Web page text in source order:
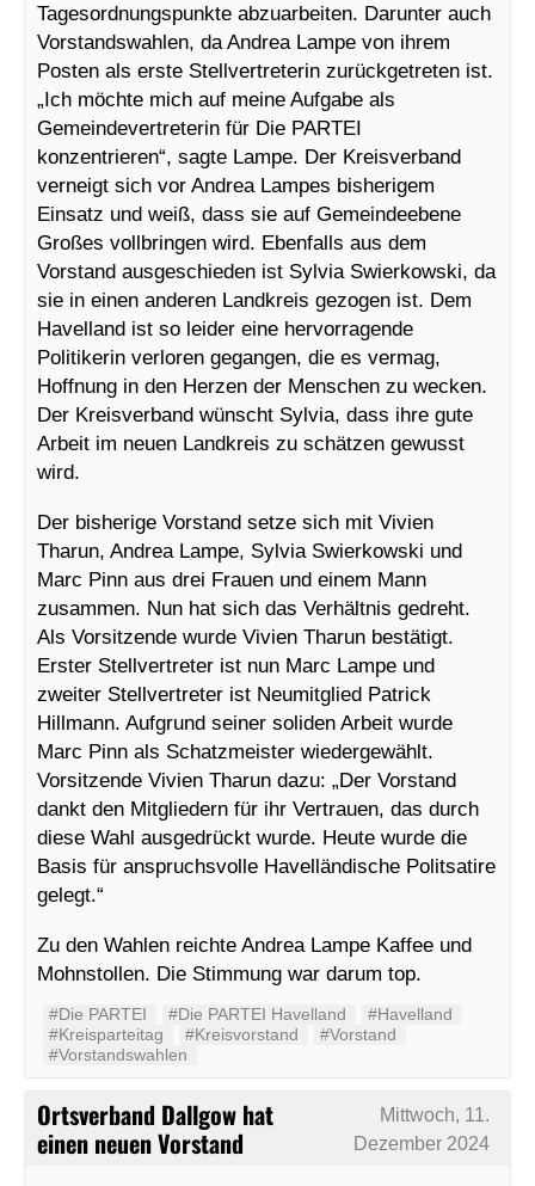
Tagesordnungspunkte abzuarbeiten. Darunter auch
Vorstandswahlen, da Andrea Lampe von ihrem
Posten als erste Stellvertreterin zurückgetreten ist.
„Ich möchte mich auf meine Aufgabe als
Gemeindevertreterin für Die PARTEI
konzentrieren“, sagte Lampe. Der Kreisverband
verneigt sich vor Andrea Lampes bisherigem
Einsatz und weiß, dass sie auf Gemeindeebene
Großes vollbringen wird. Ebenfalls aus dem
Vorstand ausgeschieden ist Sylvia Swierkowski, da
sie in einen anderen Landkreis gezogen ist. Dem
Havelland ist so leider eine hervorragende
Politikerin verloren gegangen, die es vermag,
Hoffnung in den Herzen der Menschen zu wecken.
Der Kreisverband wünscht Sylvia, dass ihre gute
Arbeit im neuen Landkreis zu schätzen gewusst
wird.
Der bisherige Vorstand setze sich mit Vivien
Tharun, Andrea Lampe, Sylvia Swierkowski und
Marc Pinn aus drei Frauen und einem Mann
zusammen. Nun hat sich das Verhältnis gedreht.
Als Vorsitzende wurde Vivien Tharun bestätigt.
Erster Stellvertreter ist nun Marc Lampe und
zweiter Stellvertreter ist Neumitglied Patrick
Hillmann. Aufgrund seiner soliden Arbeit wurde
Marc Pinn als Schatzmeister wiedergewählt.
Vorsitzende Vivien Tharun dazu: „Der Vorstand
dankt den Mitgliedern für ihr Vertrauen, das durch
diese Wahl ausgedrückt wurde. Heute wurde die
Basis für anspruchsvolle Havelländische Politsatire
gelegt.“
Zu den Wahlen reichte Andrea Lampe Kaffee und
Mohnstollen. Die Stimmung war darum top.
#Die PARTEI #Die PARTEI Havelland
#Havelland
#Kreisparteitag
#Kreisvorstand
#Vorstand
#Vorstandswahlen
Ortsverband Dallgow hat
einen neuen Vorstand
Mittwoch, 11.
Dezember 2024